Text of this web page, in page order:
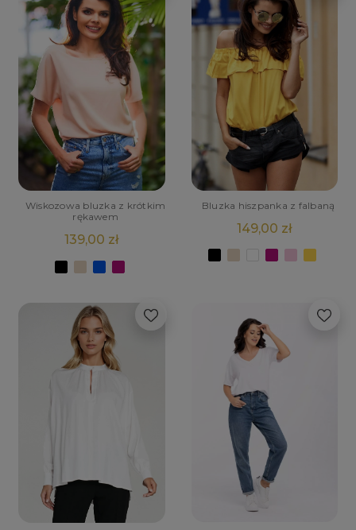
Wiskozowa bluzka z krótkim
rękawem
139,00 zł
Bluzka hiszpanka z falbaną
149,00 zł